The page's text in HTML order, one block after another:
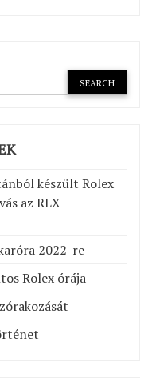
készült Rolex
az RLX
2022-re
Rolex órája